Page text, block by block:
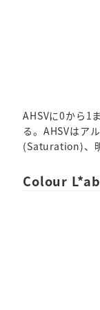
AHSVに0から1
る。AHSVはア
(Saturation)、
Colour L*ab